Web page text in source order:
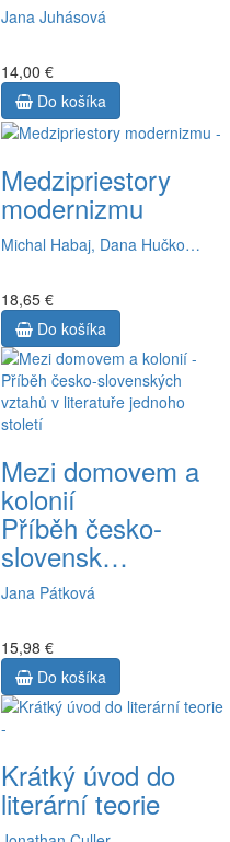
Jana Juhásová
14,00 €
Do košíka
Medzipriestory
modernizmu
Michal Habaj, Dana Hučko…
18,65 €
Do košíka
Mezi domovem a
kolonií
Příběh česko-
slovensk…
Jana Pátková
15,98 €
Do košíka
Krátký úvod do
literární teorie